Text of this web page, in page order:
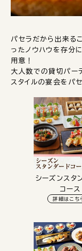
パセラだから出来る
ったノウハウを存分
用意！
大人数での貸切パー
スタイルの宴会をパ
シーズンスタ
コース
詳細はこち